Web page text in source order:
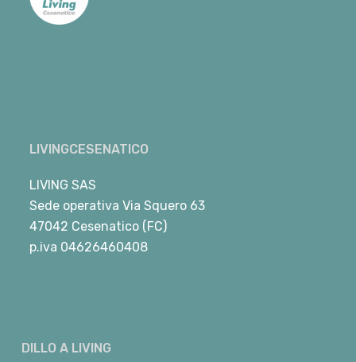
LIVINGCESENATICO
LIVING SAS
Sede operativa Via Squero 63
47042 Cesenatico (FC)
p.iva 04626460408
DILLO A LIVING